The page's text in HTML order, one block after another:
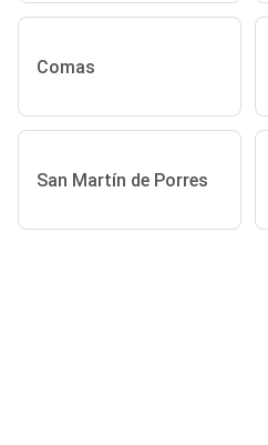
Comas
San Martín de Porres